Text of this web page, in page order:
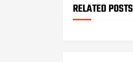
RELATED POSTS